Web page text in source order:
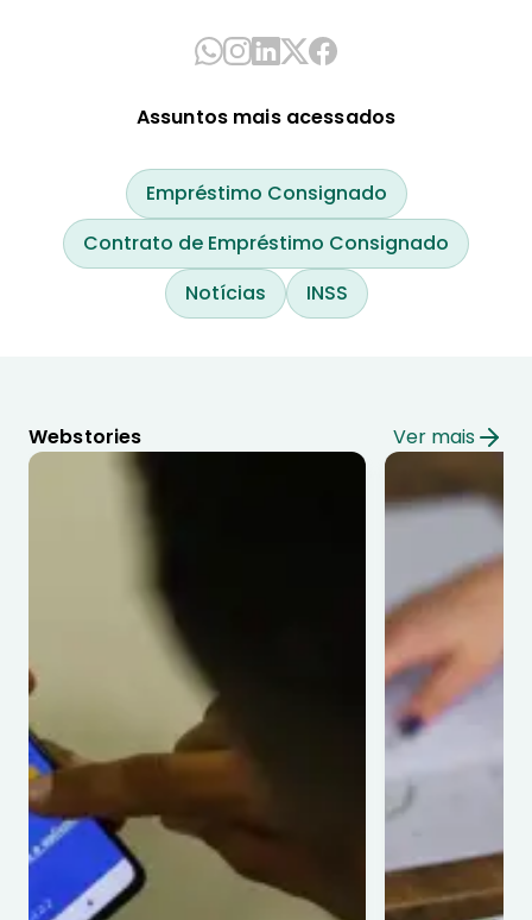
Assuntos mais acessados
Empréstimo Consignado
Contrato de Empréstimo Consignado
Notícias
INSS
Webstories Ver mais